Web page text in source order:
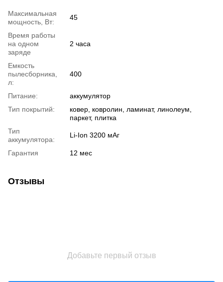
Максимальная
мощность, Вт:
45
Время работы
на одном
заряде
2 часа
Емкость
пылесборника,
л:
400
Питание:
аккумулятор
Тип покрытий:
ковер, ковролин, ламинат, линолеум,
паркет, плитка
Тип
аккумулятора:
Li-Ion 3200 мАг
Гарантия 12 мес
Отзывы
Добавьте первый отзыв